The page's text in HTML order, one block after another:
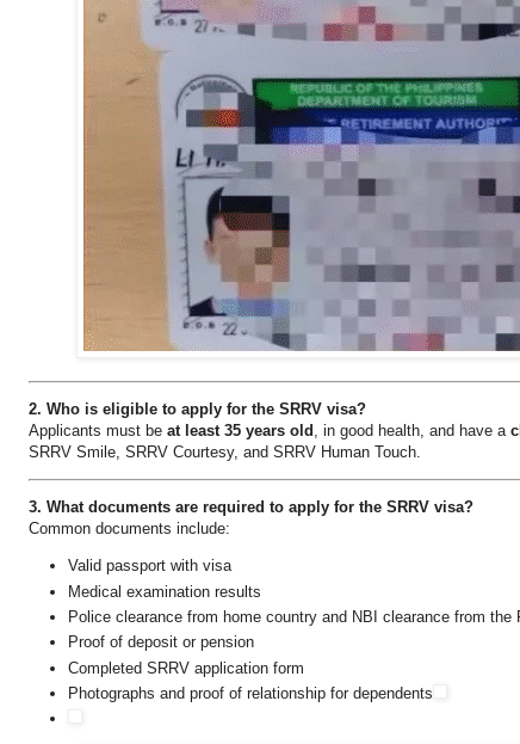
2. Who is eligible to apply for the SRRV visa?
Applicants must be at least 35 years old , in good health, and have a
SRRV Smile, SRRV Courtesy, and SRRV Human Touch.
3. What documents are required to apply for the SRRV visa?
Common documents include:
Valid passport with visa
Medical examination results
Police clearance from home country and NBI clearance from the
Proof of deposit or pension
Completed SRRV application form
Photographs and proof of relationship for dependents